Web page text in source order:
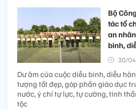
Bộ
tác tổ
an
binh,
30/
Dư âm của cuộc diễu binh, diễu
tượng tốt đẹp, góp phần giáo dục
nước, ý chí tự lực, tự cường, tinh
tộc